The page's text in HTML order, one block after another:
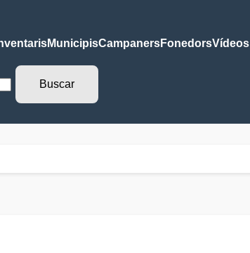
MunicipisCampanersFonedorsVídeos